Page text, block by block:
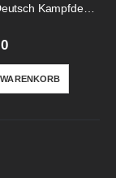
Pokemon Deutsch Kampfdeck Lucario-Ex